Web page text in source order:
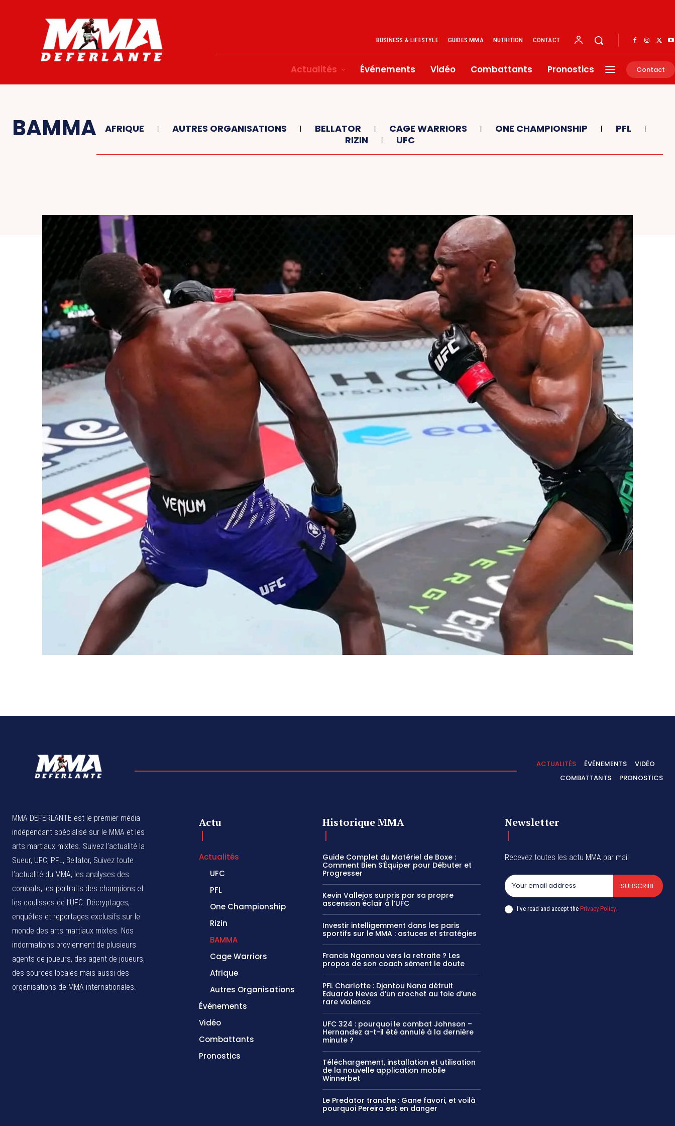
BUSINESS & LIFESTYLE GUIDES MMA NUTRITION CONTACT
Actualités Événements Vidéo Combattants Pronostics Contact
BAMMA AFRIQUE AUTRES ORGANISATIONS BELLATOR CAGE WARRIORS ONE CHAMPIONSHIP
PFL
RIZIN
UFC
ACTUALITÉS ÉVÉNEMENTS
VIDÉO
COMBATTANTS
PRONOSTICS
MMA DEFERLANTE est le premier média
indépendant spécialisé sur le MMA et les
arts martiaux mixtes. Suivez l’actualité la
Sueur, UFC, PFL, Bellator, Suivez toute
l’actualité du MMA, les analyses des
combats, les portraits des champions et
les coulisses de l’UFC. Décryptages,
enquêtes et reportages exclusifs sur le
monde des arts martiaux mixtes. Nos
indormations proviennent de plusieurs
agents de joueurs, des agent de joueurs,
des sources locales mais aussi des
organisations de MMA internationales.
Actu
Actualités
UFC
PFL
One Championship
Rizin
BAMMA
Cage Warriors
Afrique
Autres Organisations
Événements
Vidéo
Combattants
Pronostics
Historique MMA
Guide Complet du Matériel de Boxe :
Comment Bien S’Équiper pour Débuter et
Progresser
Kevin Vallejos surpris par sa propre
ascension éclair à l’UFC
Investir intelligemment dans les paris
sportifs sur le MMA : astuces et stratégies
Francis Ngannou vers la retraite ? Les
propos de son coach sèment le doute
PFL Charlotte : Djantou Nana détruit
Eduardo Neves d’un crochet au foie d’une
rare violence
UFC 324 : pourquoi le combat Johnson –
Hernandez a-t-il été annulé à la dernière
minute ?
Téléchargement, installation et utilisation
de la nouvelle application mobile
Winnerbet
Le Predator tranche : Gane favori, et voilà
pourquoi Pereira est en danger
Newsletter
Recevez toutes les actu MMA par mail
SUBSCRIBE
I've read and accept thePrivacy Policy.